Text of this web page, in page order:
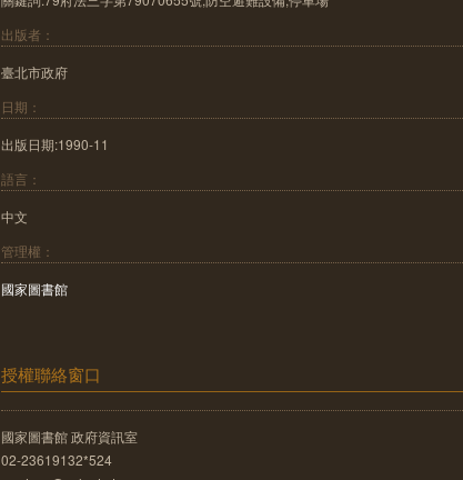
出版者：
臺北市政府
日期：
出版日期:1990-11
語言：
中文
管理權：
國家圖書館
授權聯絡窗口
國家圖書館 政府資訊室
02-23619132*524